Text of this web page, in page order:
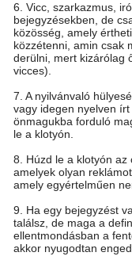
6. Vicc, szarkazmus,
bejegyzésekben, de
közösség, amely
közzétenni, amin csak
derülni, mert kizárólag
vicces).
7. A nyilvánvaló
vagy idegen nyelven írt
önmagukba forduló
le a klotyón.
8. Húzd le a klotyón az
amelyek olyan
amely egyértelműen
9. Ha egy bejegyzést
találsz, de maga a
ellentmondásban a
akkor nyugodtan